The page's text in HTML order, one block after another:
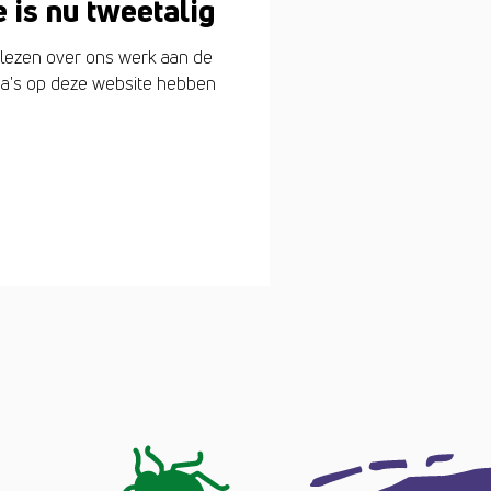
is nu tweetalig
over ons werk aan de
op deze website hebben